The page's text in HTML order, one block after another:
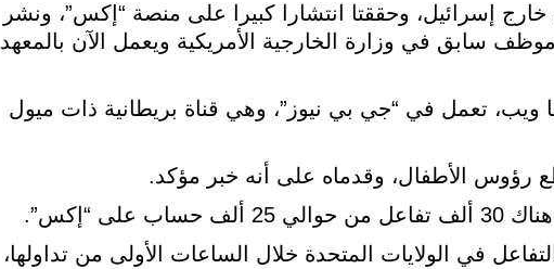
إسرائيل، وحققتا انتشارا كبيرا على منصة “إكس”، ونشر
سابق في وزارة الخارجية الأمريكية ويعمل الآن بالمعهد
ويب، تعمل في “جي بي نيوز”، وهي قناة بريطانية ذات ميول
رؤوس الأطفال، وقدماه على أنه خبر مؤكد.
في الولايات المتحدة خلال الساعات الأولى من تداولها،